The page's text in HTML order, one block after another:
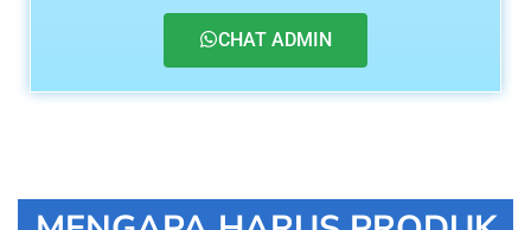
CHAT ADMIN